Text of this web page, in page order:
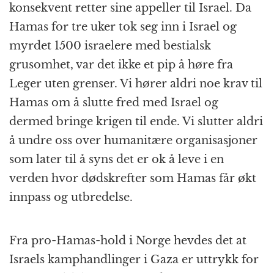
konsekvent retter sine appeller til Israel. Da
Hamas for tre uker tok seg inn i Israel og
myrdet 1500 israelere med bestialsk
grusomhet, var det ikke et pip å høre fra
Leger uten grenser. Vi hører aldri noe krav til
Hamas om å slutte fred med Israel og
dermed bringe krigen til ende. Vi slutter aldri
å undre oss over humanitære organisasjoner
som later til å syns det er ok å leve i en
verden hvor dødskrefter som Hamas får økt
innpass og utbredelse.
Fra pro-Hamas-hold i Norge hevdes det at
Israels kamphandlinger i Gaza er uttrykk for